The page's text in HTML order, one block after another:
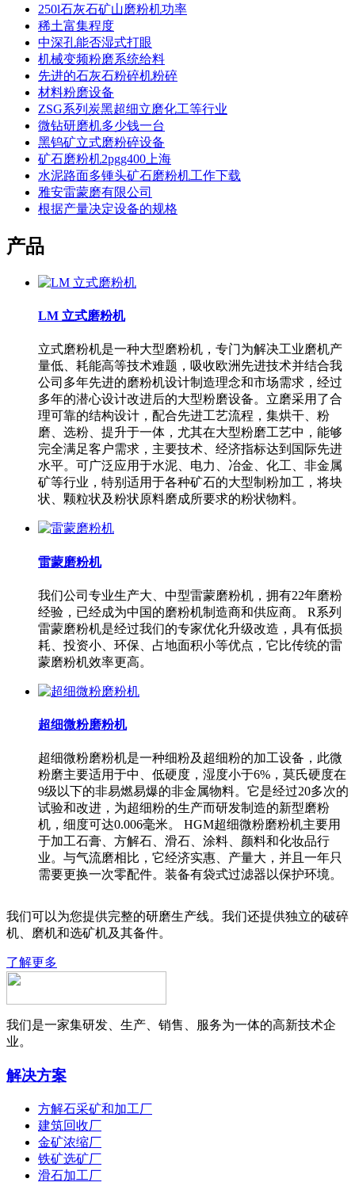
250l石灰石矿山磨粉机功率
稀土富集程度
中深孔能否湿式打眼
机械变频粉磨系统给料
先进的石灰石粉碎机粉碎
材料粉磨设备
ZSG系列炭黑超细立磨化工等行业
微钻研磨机多少钱一台
黑钨矿立式磨粉碎设备
矿石磨粉机2pgg400上海
水泥路面多锺头矿石磨粉机工作下载
雅安雷蒙磨有限公司
根据产量决定设备的规格
产品
LM 立式磨粉机
立式磨粉机是一种大型磨粉机，专门为解决工业磨机产
量低、耗能高等技术难题，吸收欧洲先进技术并结合我
公司多年先进的磨粉机设计制造理念和市场需求，经过
多年的潜心设计改进后的大型粉磨设备。立磨采用了合
理可靠的结构设计，配合先进工艺流程，集烘干、粉
磨、选粉、提升于一体，尤其在大型粉磨工艺中，能够
完全满足客户需求，主要技术、经济指标达到国际先进
水平。可广泛应用于水泥、电力、冶金、化工、非金属
矿等行业，特别适用于各种矿石的大型制粉加工，将块
状、颗粒状及粉状原料磨成所要求的粉状物料。
雷蒙磨粉机
我们公司专业生产大、中型雷蒙磨粉机，拥有22年磨粉
经验，已经成为中国的磨粉机制造商和供应商。 R系列
雷蒙磨粉机是经过我们的专家优化升级改造，具有低损
耗、投资小、环保、占地面积小等优点，它比传统的雷
蒙磨粉机效率更高。
超细微粉磨粉机
超细微粉磨粉机是一种细粉及超细粉的加工设备，此微
粉磨主要适用于中、低硬度，湿度小于6%，莫氏硬度在
9级以下的非易燃易爆的非金属物料。它是经过20多次的
试验和改进，为超细粉的生产而研发制造的新型磨粉
机，细度可达0.006毫米。 HGM超细微粉磨粉机主要用
于加工石膏、方解石、滑石、涂料、颜料和化妆品行
业。与气流磨相比，它经济实惠、产量大，并且一年只
需要更换一次零配件。装备有袋式过滤器以保护环境。
我们可以为您提供完整的研磨生产线。我们还提供独立的破碎
机、磨机和选矿机及其备件。
了解更多
我们是一家集研发、生产、销售、服务为一体的高新技术企
业。
解决方案
方解石采矿和加工厂
建筑回收厂
金矿浓缩厂
铁矿选矿厂
滑石加工厂